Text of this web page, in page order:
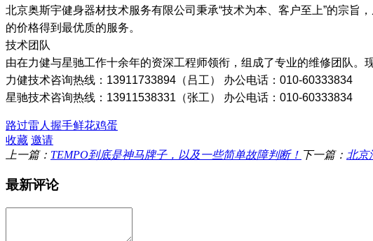
北京奥斯宇健身器材技术服务有限公司秉承“技术为本、客户至上”的宗
的价格得到最优质的服务。
技术团队
由在力健与星驰工作十余年的资深工程师领衔，组成了专业的维修团队
力健技术咨询热线：13911733894（吕工） 办公电话：010-60333834
星驰技术咨询热线：13911538331（张工） 办公电话：010-60333834
路过雷人 握手鲜花鸡蛋
收藏 邀请
上一篇： TEMPO到底是神马牌子，以及一些简单故障判断！ 下一篇： 北京
最新评论